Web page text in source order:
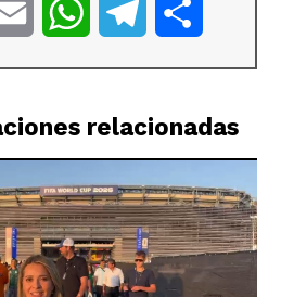
Email WhatsAppTelegram
relacionadas